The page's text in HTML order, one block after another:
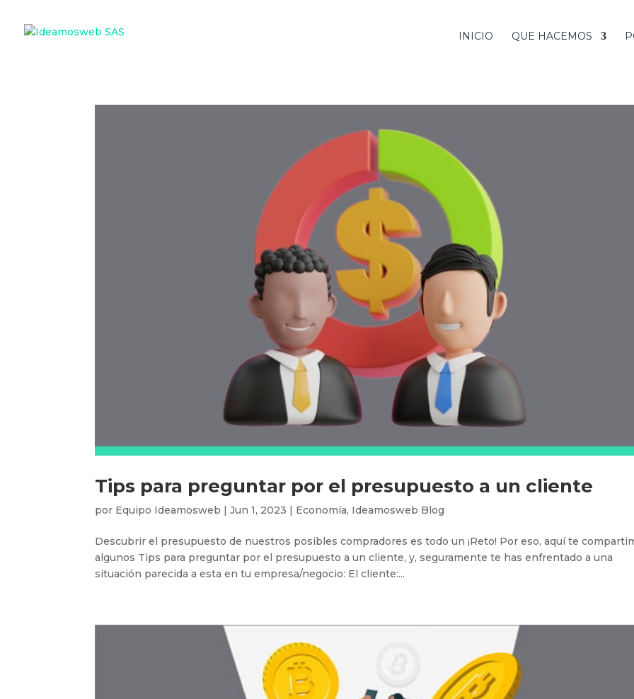
INICIO QUE HACEMOS
Tips para preguntar por el presupuesto a un cliente
por Equipo Ideamosweb |Jun 1, 2023 | Economía, Ideamosweb Blog
Descubrir el presupuesto de nuestros posibles compradores es todo un ¡Reto! Por eso, aquí te
algunos Tips para preguntar por el presupuesto a un cliente, y, seguramente te has enfrentado a una
situación parecida a esta en tu empresa/negocio: El cliente:...